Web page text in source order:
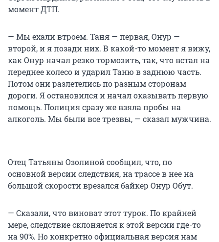
момент ДТП.
— Мы ехали втроем. Таня — первая, Онур —
второй, и я позади них. В какой-то момент я вижу,
как Онур начал резко тормозить, так, что встал на
переднее колесо и ударил Таню в заднюю часть.
Потом они разлетелись по разным сторонам
дороги. Я остановился и начал оказывать первую
помощь. Полиция сразу же взяла пробы на
алкоголь. Мы были все трезвы, — сказал мужчина.
Отец Татьяны Озолиной сообщил, что, по
основной версии следствия, на трассе в нее на
большой скорости врезался байкер Онур Обут.
— Сказали, что виноват этот турок. По крайней
мере, следствие склоняется к этой версии где-то
на 90%. Но конкретно официальная версия нам